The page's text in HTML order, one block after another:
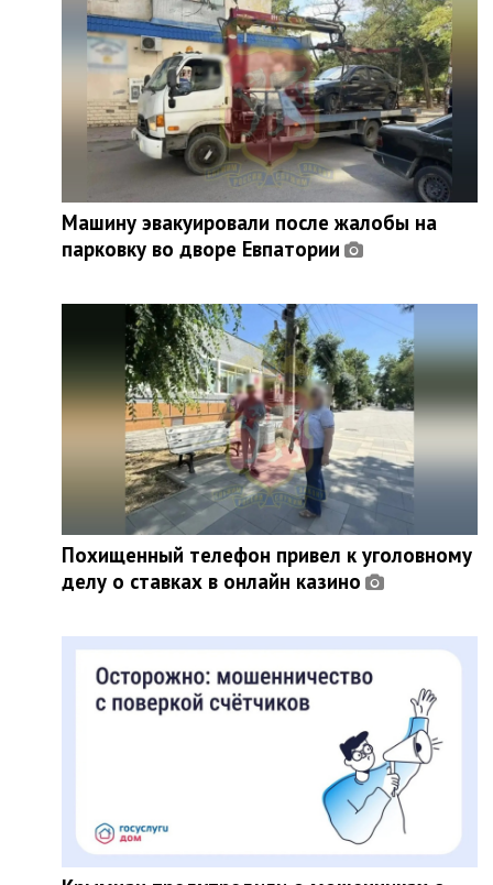
Машину эвакуировали после жалобы на
парковку во дворе Евпатории
Похищенный телефон привел к уголовному
делу о ставках в онлайн казино